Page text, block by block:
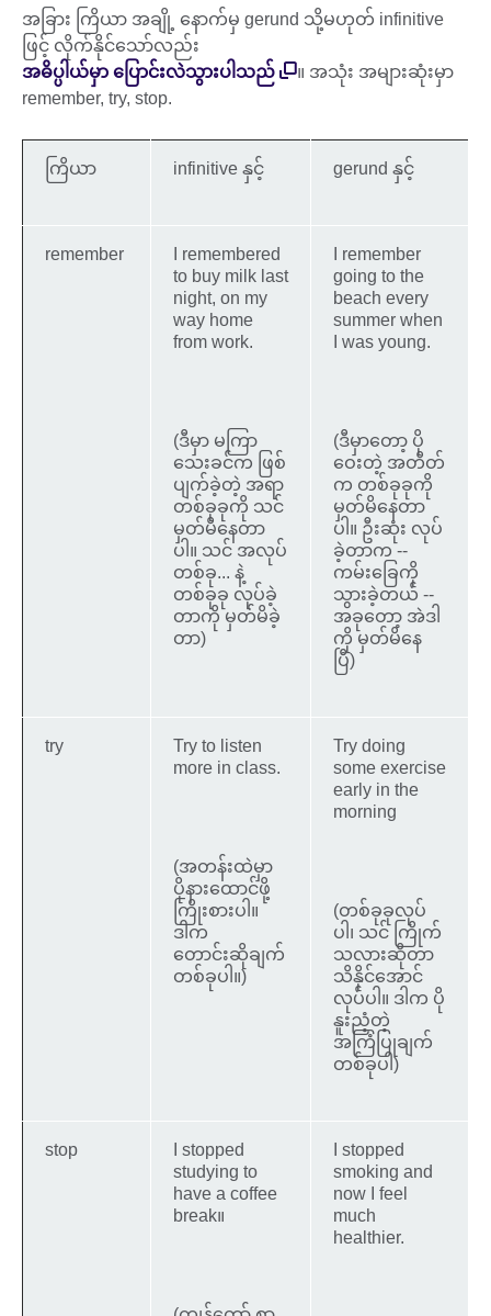
အခြား ကြိယာ အချို့ နောက်မှ gerund သို့မဟုတ် infinitive
ဖြင့် လိုက်နိုင်သော်လည်း
အဓိပ္ပါယ်မှာ ပြောင်းလဲသွားပါသည်
။ အသုံး အများဆုံးမှာ
remember, try, stop.
ကြိယာ infinitive နှင့် gerund နှင့်
remember
I remembered
to buy milk last
night, on my
way home
from work.
(ဒီမှာ မကြာ
သေးခင်က ဖြစ်
ပျက်ခဲ့တဲ့ အရာ
တစ်ခုခုကို သင်
မှတ်မိနေတာ
ပါ။ သင် အလုပ်
တစ်ခု... နဲ့
တစ်ခုခု လုပ်ခဲ့
တာကို မှတ်မိခဲ့
တာ)
I remember
going to the
beach every
summer when
I was young.
(ဒီမှာတော့ ပို
ဝေးတဲ့ အတိတ်
က တစ်ခုခုကို
မှတ်မိနေတာ
ပါ။ ဦးဆုံး လုပ်
ခဲ့တာက --
ကမ်းခြေကို
သွားခဲ့တယ် --
အခုတော့ အဲဒါ
ကို မှတ်မိနေ
ပြီ)
try
Try to listen
more in class.
(အတန်းထဲမှာ
ပိုနားထောင်ဖို့
ကြိုးစားပါ။
ဒါက
တောင်းဆိုချက်
တစ်ခုပါ။)
Try doing
some exercise
early in the
morning
(တစ်ခုခုလုပ်
ပါ၊ သင် ကြိုက်
သလားဆိုတာ
သိနိုင်အောင်
လုပ်ပါ။ ဒါက ပို
နူးညံ့တဲ့
အကြံပြုချက်
တစ်ခုပါ)
stop
I stopped
studying to
have a coffee
break။
I stopped
smoking and
now I feel
much
healthier.